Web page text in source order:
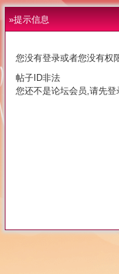
»提示信息
您没有登录或者您没有权
帖子ID非法
您还不是论坛会员,请先登